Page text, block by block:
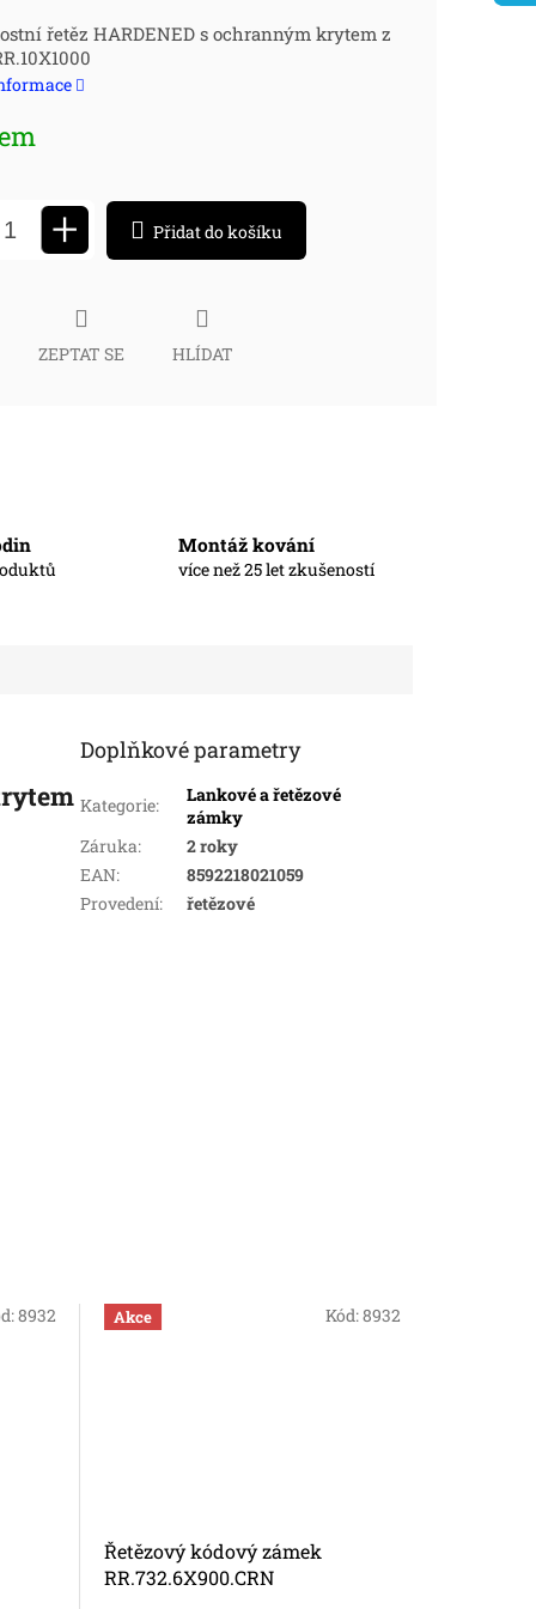
řetěz HARDENED s ochranným krytem z
+ Přidat do košíku
ZEPTAT SE HLÍDAT
Montáž kování
více než 25 let zkušeností
Doplňkové parametry
Kategorie:
Lankové a řetězové
zámky
Záruka:
2 roky
EAN:
8592218021059
Provedení: řetězové
8932 Akce
Řetězový kódový zámek
RR.732.6X900.CRN
Kód:8932